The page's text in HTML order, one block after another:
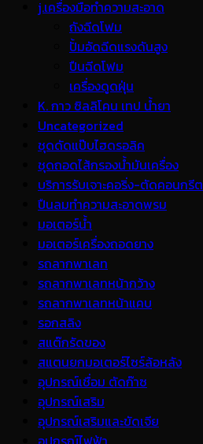
j.เครื่องมือทำความสะอาด
ถังฉีดโฟม
ปั้มอัดฉีดแรงดันสูง
ปืนฉีดโฟม
เครื่องดูดฝุ่น
K. กาว ซิลลิโคน เทป น้ำยา
Uncategorized
ชุดดัดแป๊บไฮดรอลิค
ชุดถอดไส้กรองน้ำมันเครื่อง
บริการรับเจาะคอริ่ง-ตัดคอนกรีต
ปืนลมทำความสะอาดพรม
มอเตอร์น้ำ
มอเตอร์เครื่องถอดยาง
รถลากพาเลท
รถลากพาเลทหน้ากว้าง
รถลากพาเลทหน้าแคบ
รอกสลิง
สแต๊กรัดของ
สแตนยกมอเตอร์ไซร์ล้อหลัง
อุปกรณ์เชื่อม ตัดก๊าซ
อุปกรณ์เสริม
อุปกรณ์เสริมและขัดเจีย